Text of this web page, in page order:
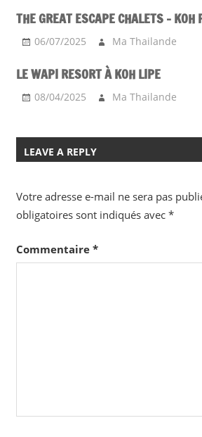
THE GREAT ESCAPE CHALETS – KOH
06/07/2025 Ma Thailande
LE WAPI RESORT À KOH LIPE
08/04/2025 Ma Thailande
LEAVE A REPLY
Votre adresse e-mail ne sera pas
obligatoires sont indiqués avec *
Commentaire *